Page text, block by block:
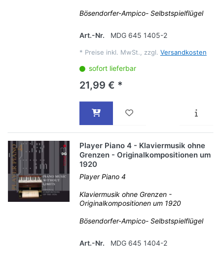
Bösendorfer-Ampico- Selbstspielflügel
Art.-Nr. MDG 645 1405-2
* Preise inkl. MwSt., zzgl. Versandkosten
sofort lieferbar
21,99 € *
Player Piano 4 - Klaviermusik ohne
Grenzen - Originalkompositionen um
1920
Player Piano 4
Klaviermusik ohne Grenzen -
Originalkompositionen um 1920
Bösendorfer-Ampico- Selbstspielflügel
Art.-Nr. MDG 645 1404-2